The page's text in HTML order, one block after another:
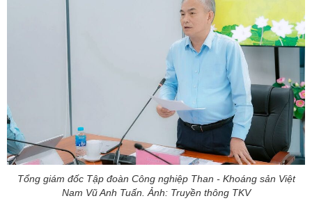
Tổng giám đốc Tập đoàn Công nghiệp Than - Khoáng sản Việt
Nam Vũ Anh Tuấn. Ảnh: Truyền thông TKV